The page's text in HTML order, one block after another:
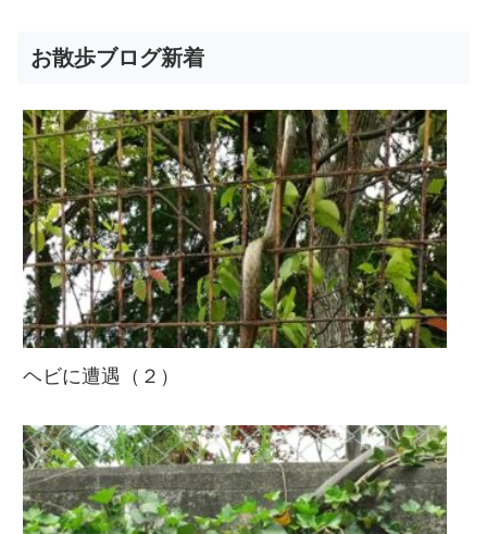
お散歩ブログ新着
ヘビに遭遇（２）